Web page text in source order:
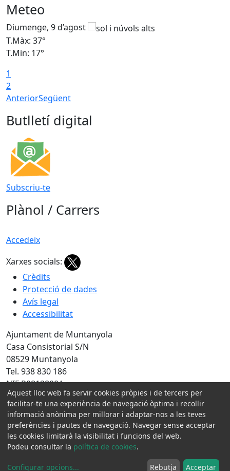
Meteo
Diumenge, 9 d’agost
T.Màx: 37°
T.Min: 17°
1
2
AnteriorSegüent
Butlletí digital
Subscriu-te
Plànol / Carrers
Accedeix
Xarxes socials:
Crèdits
Protecció de dades
Avís legal
Accessibilitat
Ajuntament de Muntanyola
Casa Consistorial S/N
08529 Muntanyola
Tel. 938 830 186
NIF P0812800A
Amb la col·laboració de:
Aquest lloc web fa servir cookies pròpies i de tercers per
facilitar-te una experiència de navegació òptima i recollir
informació anònima per millorar i adaptar-nos a les teves
preferències i pautes de navegació. Navegar sense acceptar
les cookies limitarà la visibilitat i funcions del web.
Podeu consultar la política de cookies.
Configurar opcions... Rebutja Acceptar